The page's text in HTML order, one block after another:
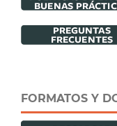
FORMATOS Y